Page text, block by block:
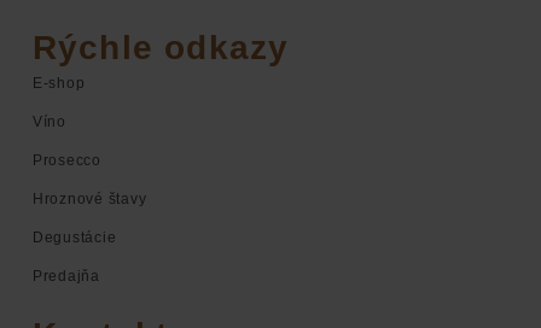
Rýchle odkazy
E-shop
Víno
Prosecco
Hroznové štavy
Degustácie
Predajňa